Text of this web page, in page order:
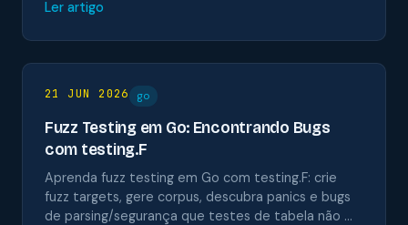
Ler artigo
21 JUN 2026 go
Fuzz Testing em Go: Encontrando Bugs
com testing.F
Aprenda fuzz testing em Go com testing.F: crie
fuzz targets, gere corpus, descubra panics e bugs
de parsing/segurança que testes de tabela não …